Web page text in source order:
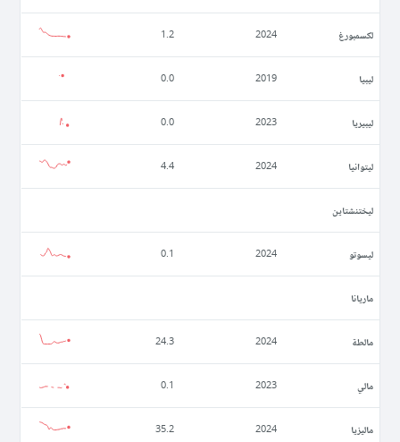
لكسمبورغ 2024
1.2
ليبيا 2019
0.0
ليبيريا 2023
0.0
ليتوانيا 2024
4.4
ليختنشتاين
ليسوتو 2024
0.1
ماريانا
مالطة 2024
24.3
مالي 2023
0.1
ماليزيا 2024
35.2